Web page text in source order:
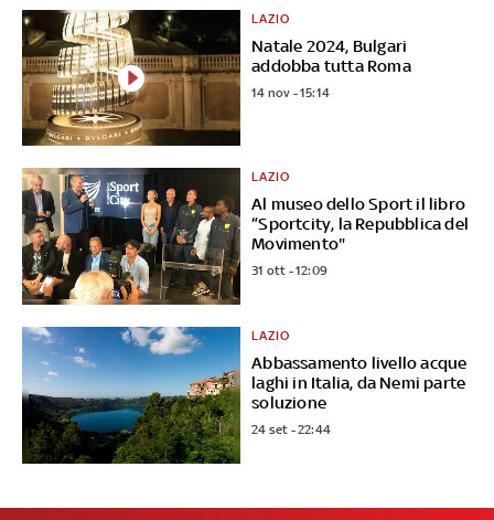
Natale 2024, Bulgari
addobba tutta Roma
LAZIO
14 nov - 15:14
Al museo dello Sport il libro
“Sportcity, la Repubblica del
Movimento"
LAZIO
31 ott - 12:09
Abbassamento livello acque
laghi in Italia, da Nemi parte
soluzione
LAZIO
24 set - 22:44